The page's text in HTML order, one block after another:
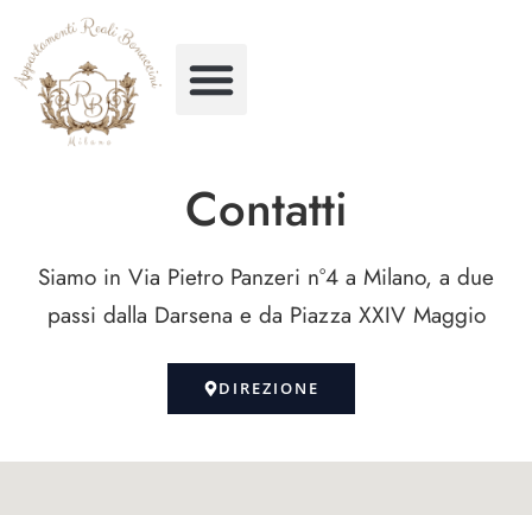
Contatti
Siamo in Via Pietro Panzeri n°4 a Milano, a due
passi dalla Darsena e da Piazza XXIV Maggio
DIREZIONE